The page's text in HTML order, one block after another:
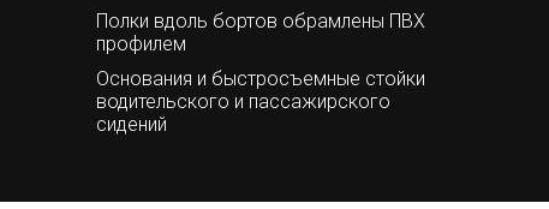
Полки вдоль бортов обрамлены ПВХ
профилем
Основания и быстросъемные стойки
водительского и пассажирского
сидений